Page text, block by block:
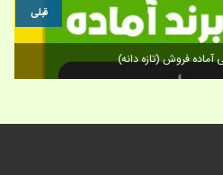
ها برای تضمین آینده شرکت کافی است؟
قبلی